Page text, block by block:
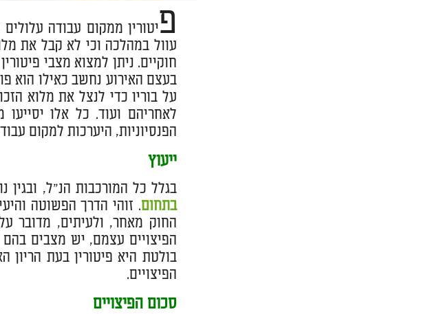
בי פוסט
פיטורין ממקום עבודה
עוול במהלכה וכי לא קבל את
חוקיים. ניתן למצוא מצבי
בעצם האירוע נחשב כאילו הוא
על בוריו כדי לנצל את מלוא
לאחריהם ועוד. כל אלו
הפנסיוניות, היערכות למקום
ייעוץ
בגלל כל המורכבות הנ"ל, ובגין
בתחום. זוהי הדרך הפשוטה
החוק מאחר, ולעיתים, מדובר
הפיצויים עצמם, יש מצבים בהם
בולטת היא פיטורין בעת
הפיצויים.
סכום הפיצויים